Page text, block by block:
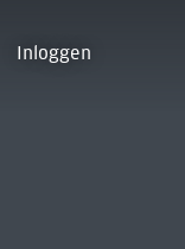
Inloggen